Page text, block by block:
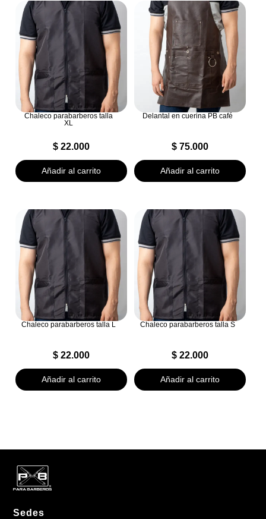
Chaleco parabarberos talla
XL
$22.000
Añadir al carrito
Delantal en cuerina PB café
$75.000
Añadir al carrito
Chaleco parabarberos talla L
$22.000
Añadir al carrito
Chaleco parabarberos talla S
$22.000
Añadir al carrito
Sedes